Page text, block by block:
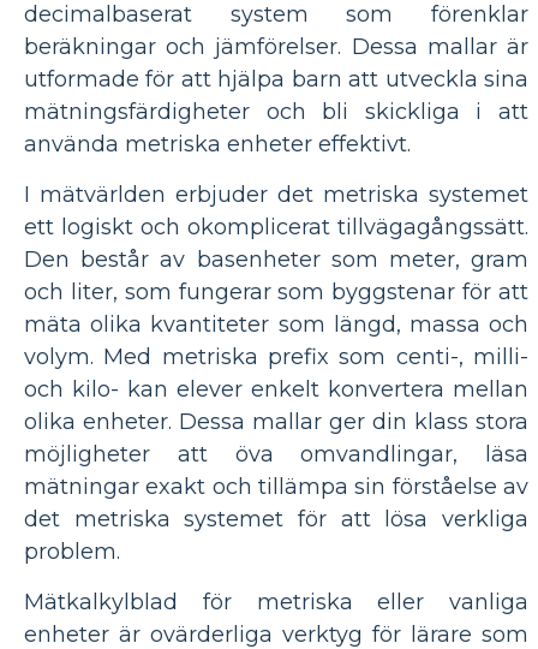
decimalbaserat system som förenklar
beräkningar och jämförelser. Dessa mallar är
utformade för att hjälpa barn att utveckla sina
mätningsfärdigheter och bli skickliga i att
använda metriska enheter effektivt.
I mätvärlden erbjuder det metriska systemet
ett logiskt och okomplicerat tillvägagångssätt.
Den består av basenheter som meter, gram
och liter, som fungerar som byggstenar för att
mäta olika kvantiteter som längd, massa och
volym. Med metriska prefix som centi-, milli-
och kilo- kan elever enkelt konvertera mellan
olika enheter. Dessa mallar ger din klass stora
möjligheter att öva omvandlingar, läsa
mätningar exakt och tillämpa sin förståelse av
det metriska systemet för att lösa verkliga
problem.
Mätkalkylblad för metriska eller vanliga
enheter är ovärderliga verktyg för lärare som